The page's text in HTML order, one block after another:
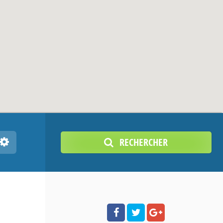
RECHERCHER